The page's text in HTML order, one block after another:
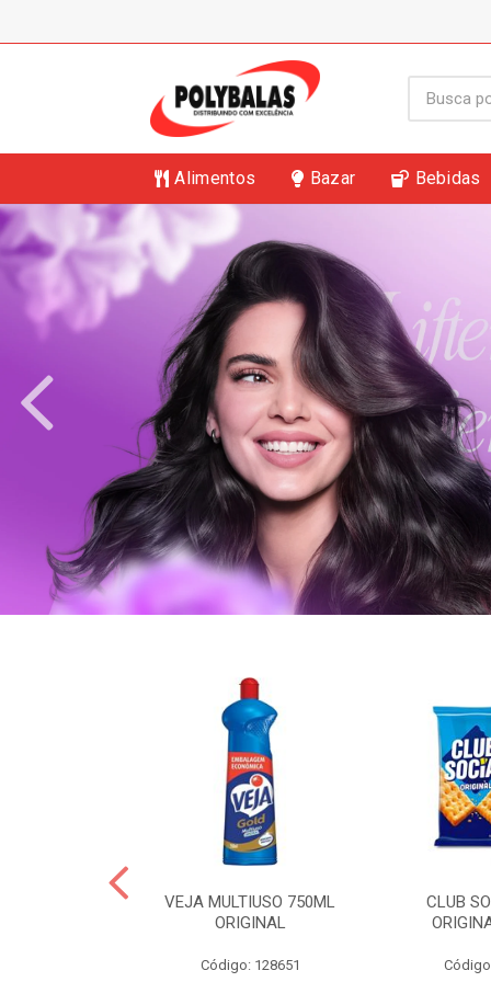
Alimentos Bazar Bebidas
VEJA MULTIUSO 750ML
ORIGINAL
Código: 128651
CLUB